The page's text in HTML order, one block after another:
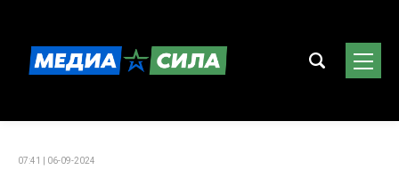
07:41 | 06-09-2024